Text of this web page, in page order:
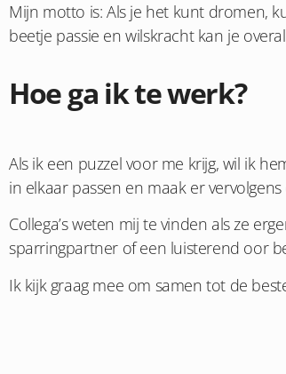
Mijn motto is: Als je het kunt dromen,
beetje passie en wilskracht kan je
Hoe ga ik te werk?
Als ik een puzzel voor me krijg, wil ik
in elkaar passen en maak er
Collega’s weten mij te vinden als ze
sparringpartner of een luisterend oor
Ik kijk graag mee om samen tot de